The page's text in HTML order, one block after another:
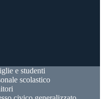
e studenti
scolastico